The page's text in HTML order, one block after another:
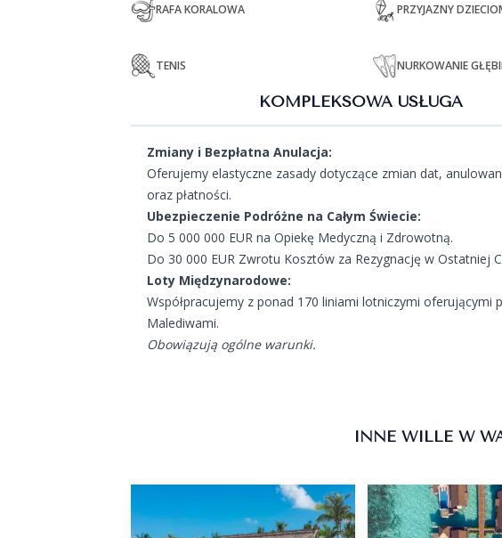
RAFA KORALOWA PRZYJAZNY
TENIS NURKOWANIE
KOMPLEKSOWA USŁUGA
Zmiany i Bezpłatna Anulacja:
Oferujemy elastyczne zasady dotyczące zmian dat,
oraz płatności.
Ubezpieczenie Podróżne na Całym Świecie:
Do 5 000 000 EUR na Opiekę Medyczną i Zdrowotną.
Do 30 000 EUR Zwrotu Kosztów za Rezygnację w Ostatniej
Loty Międzynarodowe:
Współpracujemy z ponad 170 liniami lotniczymi oferującymi
Malediwami.
Obowiązują ogólne warunki.
INNE WILLE W